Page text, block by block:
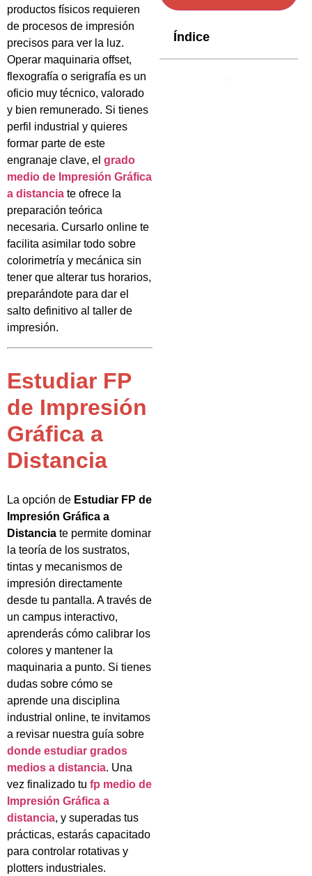
productos físicos requieren
de procesos de impresión
precisos para ver la luz.
Operar maquinaria offset,
flexografía o serigrafía es un
oficio muy técnico, valorado
y bien remunerado. Si tienes
perfil industrial y quieres
formar parte de este
engranaje clave, el grado
medio de Impresión Gráfica
a distancia te ofrece la
preparación teórica
necesaria. Cursarlo online te
facilita asimilar todo sobre
colorimetría y mecánica sin
tener que alterar tus horarios,
preparándote para dar el
salto definitivo al taller de
impresión.
Estudiar FP
de Impresión
Gráfica a
Distancia
La opción de Estudiar FP de
Impresión Gráfica a
Distancia te permite dominar
la teoría de los sustratos,
tintas y mecanismos de
impresión directamente
desde tu pantalla. A través de
un campus interactivo,
aprenderás cómo calibrar los
colores y mantener la
maquinaria a punto. Si tienes
dudas sobre cómo se
aprende una disciplina
industrial online, te invitamos
a revisar nuestra guía sobre
donde estudiar grados
medios a distancia. Una
vez finalizado tu fp medio de
Impresión Gráfica a
distancia, y superadas tus
prácticas, estarás capacitado
para controlar rotativas y
plotters industriales.
Índice